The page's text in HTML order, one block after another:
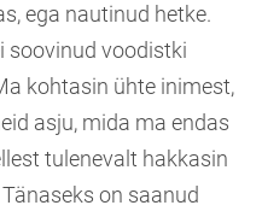
ega nautinud hetke.
soovinud voodistki
kohtasin ühte inimest,
asju, mida ma endas
tulenevalt hakkasin
on saanud